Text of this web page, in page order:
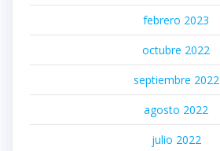
febrero 2023
octubre 2022
septiembre 2022
agosto 2022
julio 2022